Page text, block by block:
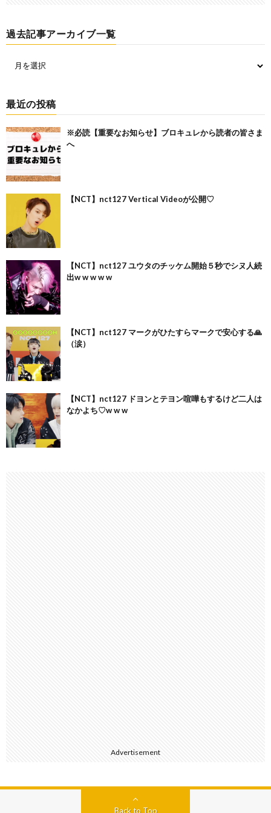
過去記事アーカイブ一覧
最近の投稿
※必読【重要なお知らせ】ブロキュレから読者の皆さま
へ
【NCT】nct127 Vertical Videoが公開♡
【NCT】nct127 ユウタのチッケム開始５秒でシヌ人続
出w w w w w
【NCT】nct127 マークがひたすらマークで安心する🙏
（涙）
【NCT】nct127 ドヨンとテヨン喧嘩もするけど二人は
なかよち♡w w w
Advertisement
Back to Top